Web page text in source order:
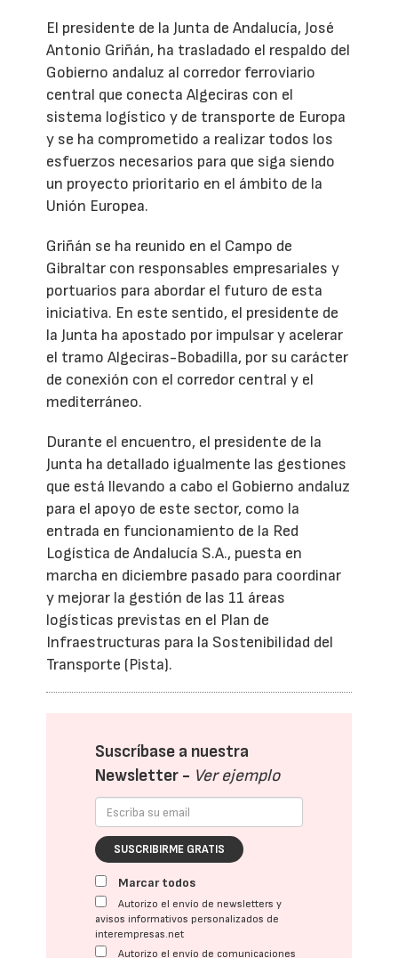
El presidente de la Junta de Andalucía, José
Antonio Griñán, ha trasladado el respaldo del
Gobierno andaluz al corredor ferroviario
central que conecta Algeciras con el
sistema logístico y de transporte de Europa
y se ha comprometido a realizar todos los
esfuerzos necesarios para que siga siendo
un proyecto prioritario en el ámbito de la
Unión Europea.
Griñán se ha reunido en el Campo de
Gibraltar con responsables empresariales y
portuarios para abordar el futuro de esta
iniciativa. En este sentido, el presidente de
la Junta ha apostado por impulsar y acelerar
el tramo Algeciras-Bobadilla, por su carácter
de conexión con el corredor central y el
mediterráneo.
Durante el encuentro, el presidente de la
Junta ha detallado igualmente las gestiones
que está llevando a cabo el Gobierno andaluz
para el apoyo de este sector, como la
entrada en funcionamiento de la Red
Logística de Andalucía S.A., puesta en
marcha en diciembre pasado para coordinar
y mejorar la gestión de las 11 áreas
logísticas previstas en el Plan de
Infraestructuras para la Sostenibilidad del
Transporte (Pista).
Suscríbase a nuestra
Newsletter - Ver ejemplo
SUSCRIBIRME GRATIS
Marcar todos
Autorizo el envío de newsletters y
avisos informativos personalizados de
interempresas.net
Autorizo el envío de comunicaciones